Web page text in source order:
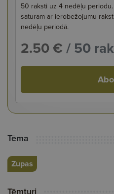
50 raksti uz 4 nedēļu
saturam ar ierobežojumu
nedēļu periodā.
2.50 €/ 50
Tēma
Zupas